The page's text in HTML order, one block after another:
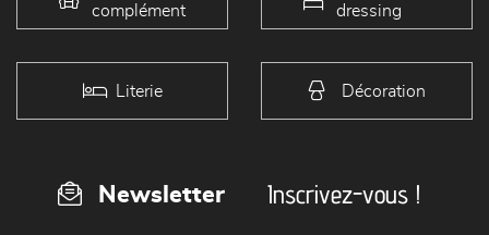
complément
dressing
Literie Décoration
Newsletter Inscrivez-vous !